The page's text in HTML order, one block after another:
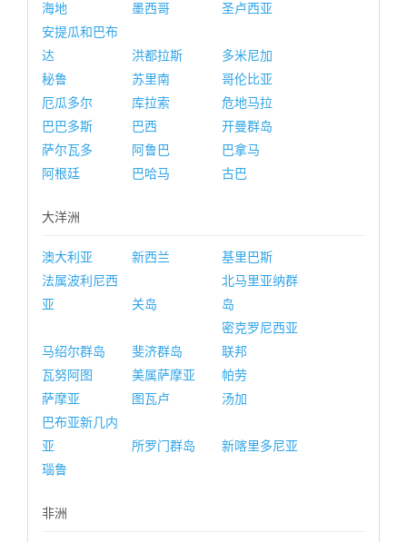
海地
墨西哥
圣卢西亚
安提瓜和巴布
达
洪都拉斯
多米尼加
秘鲁
苏里南
哥伦比亚
厄瓜多尔
库拉索
危地马拉
巴巴多斯
巴西
开曼群岛
萨尔瓦多
阿鲁巴
巴拿马
阿根廷
巴哈马 古巴
大洋洲
澳大利亚 新西兰
基里巴斯
法属波利尼西
亚
关岛
北马里亚纳群
岛
马绍尔群岛 斐济群岛
密克罗尼西亚
联邦
瓦努阿图
美属萨摩亚
帕劳
萨摩亚
图瓦卢
汤加
巴布亚新几内
亚
所罗门群岛
新喀里多尼亚
瑙鲁
非洲